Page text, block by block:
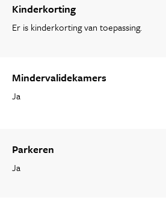
Kinderkorting
Er is kinderkorting van toepassing.
Mindervalidekamers
Ja
Parkeren
Ja